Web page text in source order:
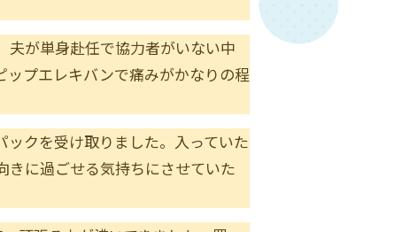
夫が単身赴任で協力者がいない中
プエレキバンで痛みがかなりの程
クを受け取りました。入っていた
きに過ごせる気持ちにさせていた